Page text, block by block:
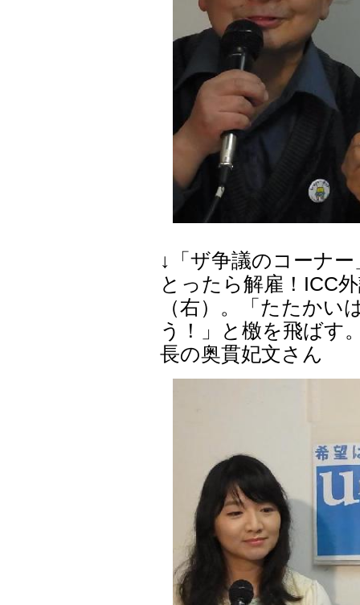
↓「ザ争議のコーナ
とったら解雇！ICC
（右）。「たたか
う！」と檄を飛ばす
長の奥貫妃文さん